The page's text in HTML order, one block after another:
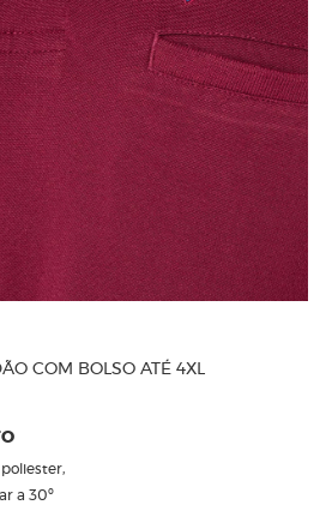
COM BOLSO ATÉ 4XL
a 30º
CALÇADOS